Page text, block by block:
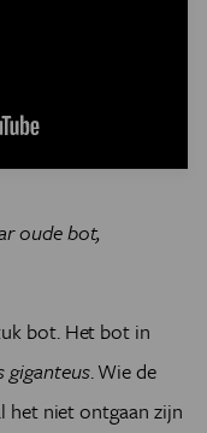
oude bot,
bot. Het bot in
giganteus. Wie de
het niet ontgaan zijn